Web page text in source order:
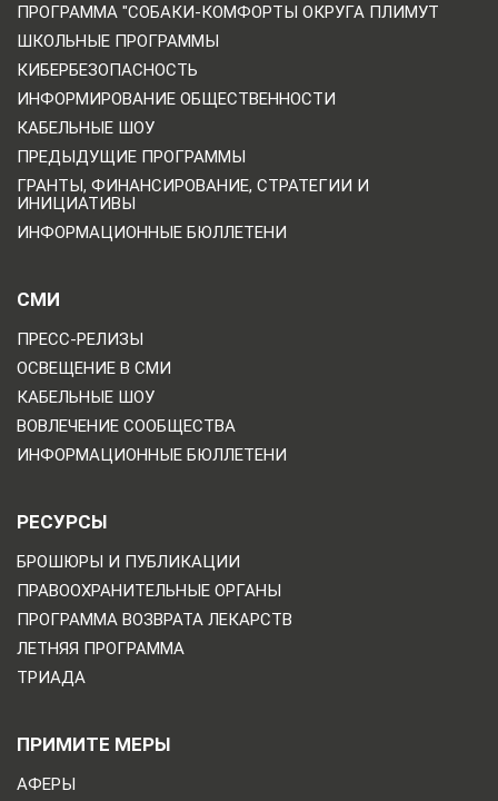
ПРОГРАММА "СОБАКИ-КОМФОРТЫ ОКРУГА ПЛИМУТ
ШКОЛЬНЫЕ ПРОГРАММЫ
КИБЕРБЕЗОПАСНОСТЬ
ИНФОРМИРОВАНИЕ ОБЩЕСТВЕННОСТИ
КАБЕЛЬНЫЕ ШОУ
ПРЕДЫДУЩИЕ ПРОГРАММЫ
ГРАНТЫ, ФИНАНСИРОВАНИЕ, СТРАТЕГИИ И
ИНИЦИАТИВЫ
ИНФОРМАЦИОННЫЕ БЮЛЛЕТЕНИ
СМИ
ПРЕСС-РЕЛИЗЫ
ОСВЕЩЕНИЕ В СМИ
КАБЕЛЬНЫЕ ШОУ
ВОВЛЕЧЕНИЕ СООБЩЕСТВА
ИНФОРМАЦИОННЫЕ БЮЛЛЕТЕНИ
РЕСУРСЫ
БРОШЮРЫ И ПУБЛИКАЦИИ
ПРАВООХРАНИТЕЛЬНЫЕ ОРГАНЫ
ПРОГРАММА ВОЗВРАТА ЛЕКАРСТВ
ЛЕТНЯЯ ПРОГРАММА
ТРИАДА
ПРИМИТЕ МЕРЫ
АФЕРЫ